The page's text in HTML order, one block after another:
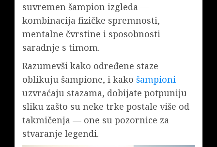
suvremen šampion izgleda —
kombinacija fizičke spremnosti,
mentalne čvrstine i sposobnosti
saradnje s timom.
Razumevši kako određene staze
oblikuju šampione, i kako šampioni
uzvraćaju stazama, dobijate potpuniju
sliku zašto su neke trke postale više od
takmičenja — one su pozornice za
stvaranje legendi.